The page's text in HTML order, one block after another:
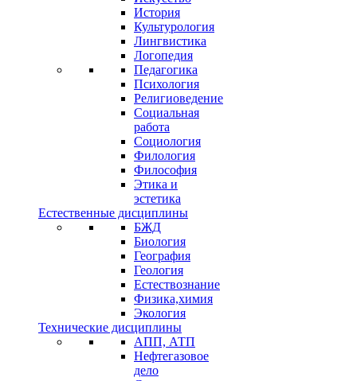
История
Культурология
Лингвистика
Логопедия
Педагогика
Психология
Религиоведение
Социальная
работа
Социология
Филология
Философия
Этика и
эстетика
Естественные дисциплины
БЖД
Биология
География
Геология
Естествознание
Физика,химия
Экология
Технические дисциплины
АПП, АТП
Нефтегазовое
дело